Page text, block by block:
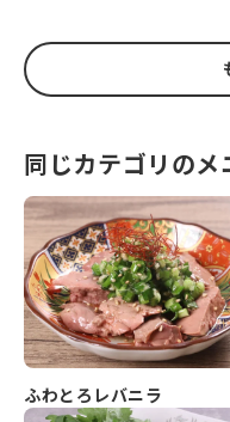
同じカテゴリのメ
ふわとろレバニラ